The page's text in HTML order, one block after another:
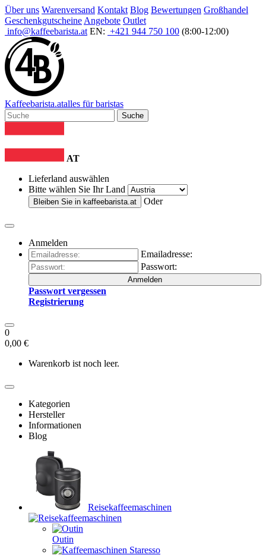
Über uns Warenversand Kontakt Blog Bewertungen Großhandel
Geschenkgutscheine Angebote Outlet
info@kaffeebarista.at EN: +421 944 750 100 (8:00-12:00)
Kaffeebarista.atalles für baristas
Suche
AT
Lieferland auswählen
Bitte wählen Sie Ihr Land
Bleiben Sie in kaffeebarista.at Oder
Anmelden
Emailadresse:
Passwort:
Anmelden
Passwort vergessen
Registrierung
0
0,00 €
Warenkorb ist noch leer.
Kategorien
Hersteller
Informationen
Blog
Reisekaffeemaschinen
Outin